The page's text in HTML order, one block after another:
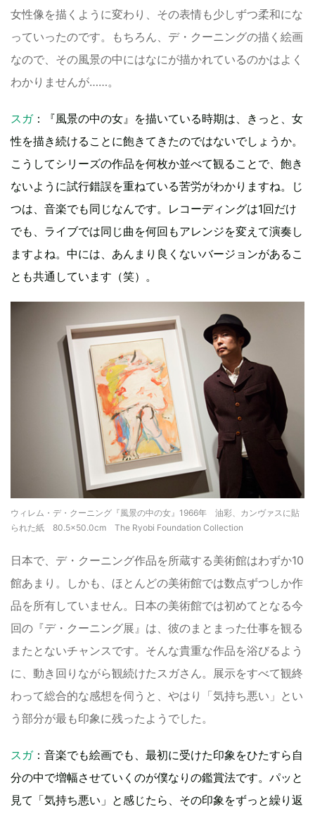
女性像を描くように変わり、その表情も少しずつ柔和にな
っていったのです。もちろん、デ・クーニングの描く絵画
なので、その風景の中にはなにが描かれているのかはよく
わかりませんが……。
スガ：『風景の中の女』を描いている時期は、きっと、女
性を描き続けることに飽きてきたのではないでしょうか。
こうしてシリーズの作品を何枚か並べて観ることで、飽き
ないように試行錯誤を重ねている苦労がわかりますね。じ
つは、音楽でも同じなんです。レコーディングは1回だけ
でも、ライブでは同じ曲を何回もアレンジを変えて演奏し
ますよね。中には、あんまり良くないバージョンがあるこ
とも共通しています（笑）。
ウィレム・デ・クーニング『風景の中の女』1966年 油彩、カンヴァスに貼
られた紙 80.5×50.0cm The Ryobi Foundation Collection
日本で、デ・クーニング作品を所蔵する美術館はわずか10
館あまり。しかも、ほとんどの美術館では数点ずつしか作
品を所有していません。日本の美術館では初めてとなる今
回の『デ・クーニング展』は、彼のまとまった仕事を観る
またとないチャンスです。そんな貴重な作品を浴びるよう
に、動き回りながら観続けたスガさん。展示をすべて観終
わって総合的な感想を伺うと、やはり「気持ち悪い」とい
う部分が最も印象に残ったようでした。
スガ：音楽でも絵画でも、最初に受けた印象をひたすら自
分の中で増幅させていくのが僕なりの鑑賞法です。パッと
見て「気持ち悪い」と感じたら、その印象をずっと繰り返